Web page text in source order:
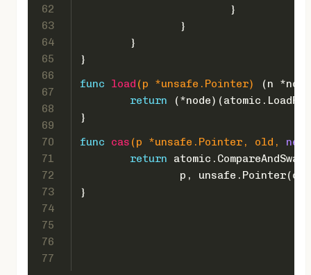
62
63
64
65
66
67
68
69
70
71
72
73
74
75
76
77
			}
		}
	}
}
func
load (p *unsafe.Pointer)
(n
return
}
func
cas (p *unsafe.Pointer, old, new
return
p,
}